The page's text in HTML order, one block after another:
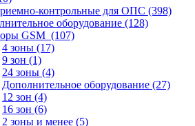
контрольные для ОПС (398)
оборудование (128)
GSM (107)
4 зоны (17)
9 зон (1)
24 зоны (4)
Дополнительное оборудование (27)
12 зон (4)
16 зон (6)
2 зоны и менее (5)